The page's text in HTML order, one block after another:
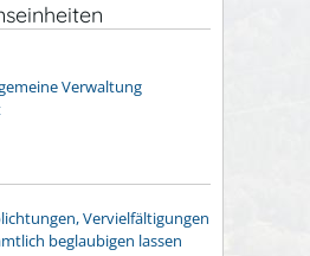
Verwaltung
Vervielfältigungen
beglaubigen lassen